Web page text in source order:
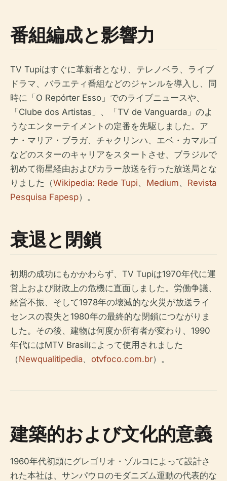
番組編成と影響力
TV Tupiはすぐに革新者となり、テレノベラ、ライブ
ドラマ、バラエティ番組などのジャンルを導入し、同
時に「O Repórter Esso」でのライブニュースや、
「Clube dos Artistas」、「TV de Vanguarda」のよ
うなエンターテイメントの定番を先駆しました。ア
ナ・マリア・ブラガ、チャクリンハ、エベ・カマルゴ
などのスターのキャリアをスタートさせ、ブラジルで
初めて衛星経由およびカラー放送を行った放送局とな
りました（Wikipedia: Rede Tupi、 Medium、 Revista
Pesquisa Fapesp）。
衰退と閉鎖
初期の成功にもかかわらず、TV Tupiは1970年代に運
営上および財政上の危機に直面しました。労働争議、
経営不振、そして1978年の壊滅的な火災が放送ライ
センスの喪失と1980年の最終的な閉鎖につながりま
した。その後、建物は何度か所有者が変わり、1990
年代にはMTV Brasilによって使用されました
（Newqualitipedia、 otvfoco.com.br）。
建築的および文化的意義
1960年代初頭にグレゴリオ・ゾルコによって設計さ
れた本社は、サンパウロのモダニズム運動の代表的な